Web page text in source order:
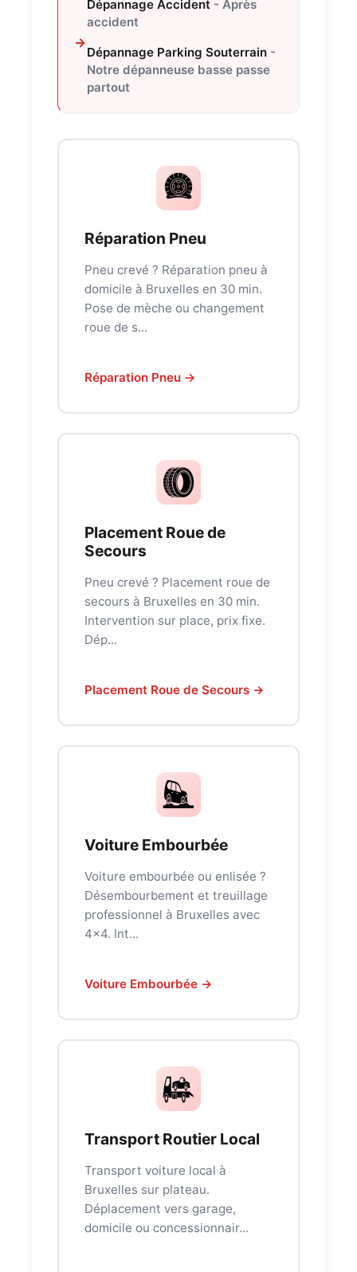
Dépannage Accident - Après
accident
Dépannage Parking Souterrain -
Notre dépanneuse basse passe
partout
Réparation Pneu
Pneu crevé ? Réparation pneu à
domicile à Bruxelles en 30 min.
Pose de mèche ou changement
roue de s...
Réparation Pneu →
Placement Roue de
Secours
Pneu crevé ? Placement roue de
secours à Bruxelles en 30 min.
Intervention sur place, prix fixe.
Dép...
Placement Roue de Secours →
Voiture Embourbée
Voiture embourbée ou enlisée ?
Désembourbement et treuillage
professionnel à Bruxelles avec
4x4. Int...
Voiture Embourbée →
Transport Routier Local
Transport voiture local à
Bruxelles sur plateau.
Déplacement vers garage,
domicile ou concessionnair...